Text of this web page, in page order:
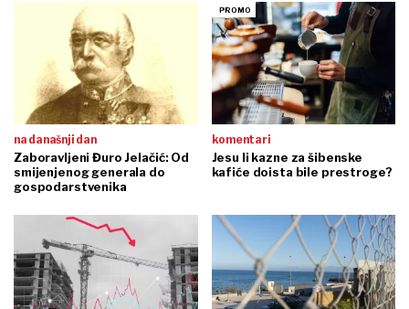
na današnji dan
Zaboravljeni Đuro Jelačić: Od
smijenjenog generala do
gospodarstvenika
komentari
Jesu li kazne za šibenske
kafiće doista bile prestroge?